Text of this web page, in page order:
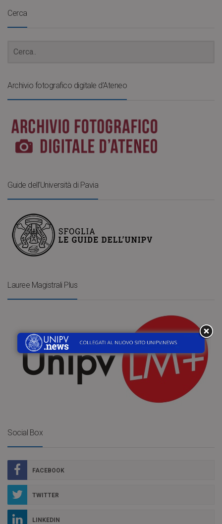
Cerca
Archivio fotografico digitale d’Ateneo
Guide dell’Università di Pavia
Lauree Magistrali Plus
Social Box
FACEBOOK
TWITTER
LINKEDIN